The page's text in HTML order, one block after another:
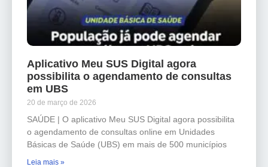
Aplicativo Meu SUS Digital agora
possibilita o agendamento de consultas
em UBS
20 de março de 2026
SAÚDE | O aplicativo Meu SUS Digital agora possibilita
o agendamento de consultas online em Unidades
Básicas de Saúde (UBS) em mais de 500 municípios
Leia mais »